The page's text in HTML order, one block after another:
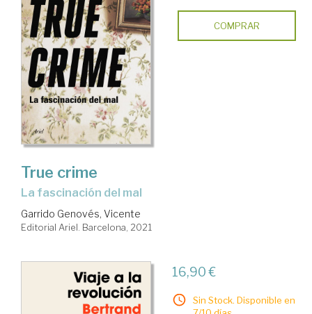
COMPRAR
True crime
la fascinación del mal
Garrido Genovés, Vicente
Editorial Ariel. Barcelona, 2021
16,90 €
Sin Stock. Disponible en